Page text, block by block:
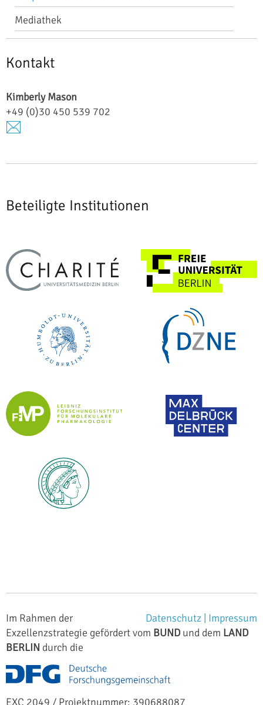
Mediathek
Kontakt
KimberlyMason
+49 (0)30 450 539 702
Beteiligte Institutionen
Impressum
Datenschutz |
Im Rahmen der
Exzellenzstrategie gefördert vom BUNDund dem LAND
BERLIN durch die
EXC 2049 / Projektnummer: 390688087